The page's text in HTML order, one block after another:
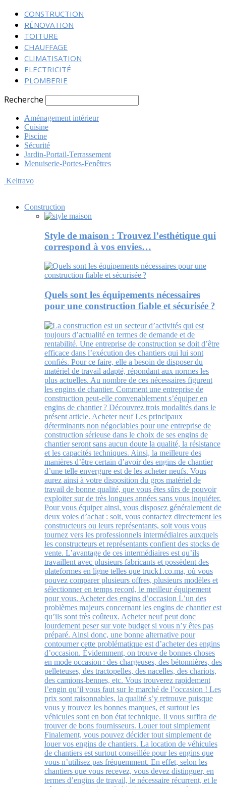
CONSTRUCTION
RÉNOVATION
TOITURE
CHAUFFAGE
CLIMATISATION
ELECTRICITÉ
PLOMBERIE
Recherche
Aménagement intérieur
Cuisine
Piscine
Sécurité
Jardin-Portail-Terrassement
Menuiserie-Portes-Fenêtres
Keltravo
Construction
Style de maison : Trouvez l’esthétique qui
correspond à vos envies…
Quels sont les équipements nécessaires
pour une construction fiable et sécurisée ?